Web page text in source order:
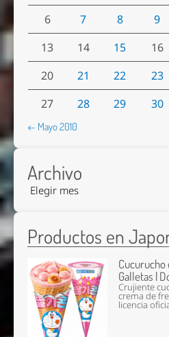
6
7 8 9
13
14 15 16
20
21 22 23
27
28 29 30
← Mayo 2010
Archivo
Productos en
Cucurucho
Galletas |
Crujiente
crema de
licencia